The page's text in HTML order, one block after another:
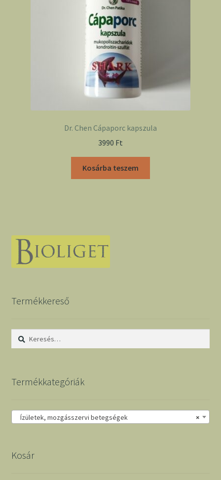
Dr. Chen Cápaporc kapszula
3990 Ft
Kosárba teszem
Termékkereső
Keresés:
Termékkategóriák
×
Ízületek, mozgásszervi betegségek
Kosár